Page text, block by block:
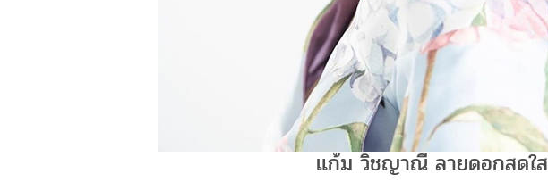
แก้ม วิชญาณี ลายดอกสดใส